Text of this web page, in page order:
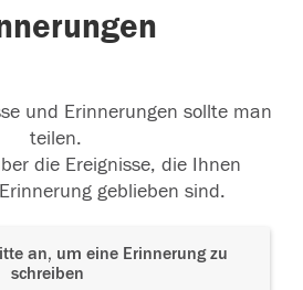
und Erinnerungen sollte man
teilen.
die Ereignisse, die Ihnen
geblieben sind.
an, um eine Erinnerung zu
schreiben